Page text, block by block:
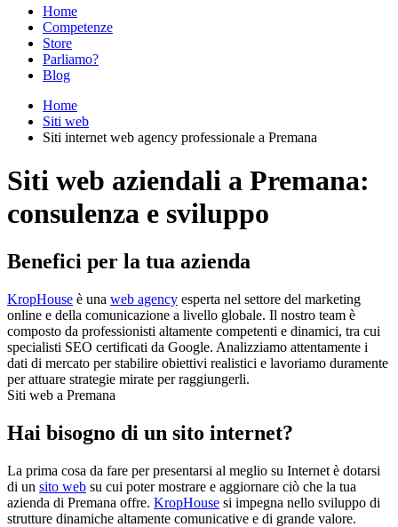
Home
Competenze
Store
Parliamo?
Blog
Home
Siti web
Siti internet web agency professionale a Premana
Siti web aziendali a Premana:
consulenza e sviluppo
Benefici per la tua azienda
KropHouse è una web agency esperta nel settore del marketing
online e della comunicazione a livello globale. Il nostro team è
composto da professionisti altamente competenti e dinamici, tra cui
specialisti SEO certificati da Google. Analizziamo attentamente i
dati di mercato per stabilire obiettivi realistici e lavoriamo duramente
per attuare strategie mirate per raggiungerli.
Siti web a Premana
Hai bisogno di un sito internet?
La prima cosa da fare per presentarsi al meglio su Internet è dotarsi
di un sito web su cui poter mostrare e aggiornare ciò che la tua
azienda di Premana offre. KropHouse si impegna nello sviluppo di
strutture dinamiche altamente comunicative e di grande valore.